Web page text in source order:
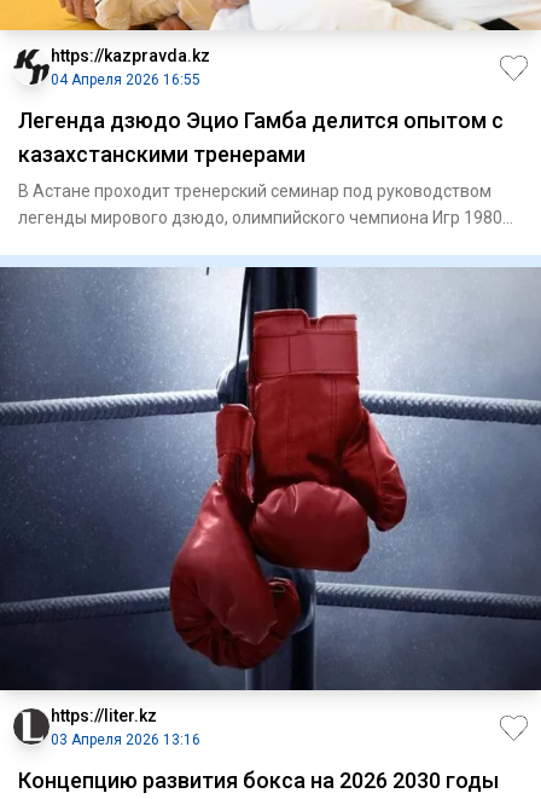
https://kazpravda.kz
04 Апреля 2026 16:55
Легенда дзюдо Эцио Гамба делится опытом с
казахстанскими тренерами
В Астане проходит тренерский семинар под руководством
легенды мирового дзюдо, олимпийского чемпиона Игр 1980
https://liter.kz
03 Апреля 2026 13:16
Концепцию развития бокса на 2026 2030 годы